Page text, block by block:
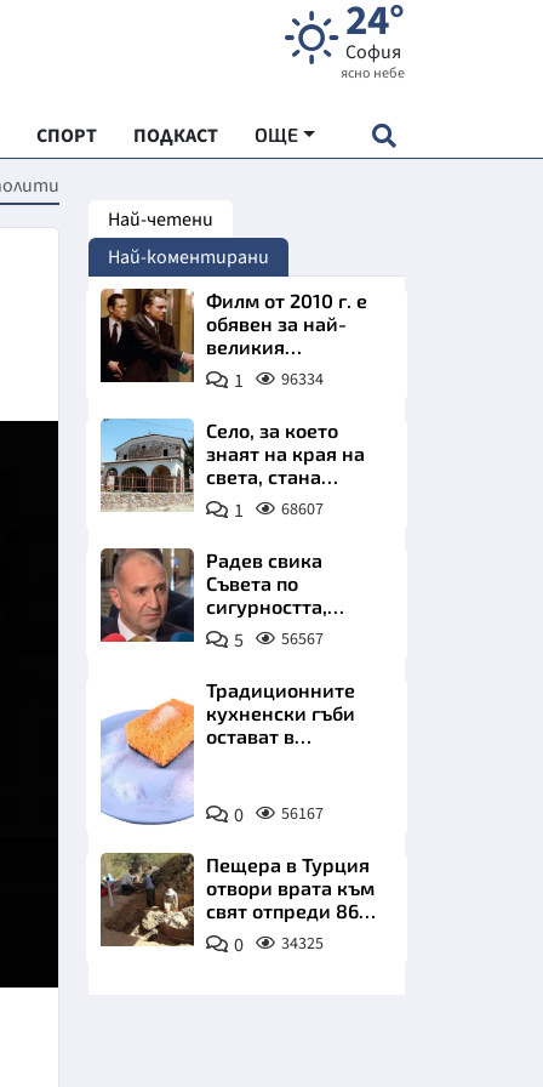
24°
София
ясно небе
СПОРТ ПОДКАСТ ОЩЕ
"ЧУДЕСАТА НА БЪЛГАРИЯ"
ХРАНА
Най-четени
Най-коментирани
Филм от 2010 г. е
обявен за най-
великия
психологически
трилър в
1 96334
Село, за което
знаят на края на
света, стана
имотно бижу на
София. Къщи с
1 68607
Радев свика
Съвета по
сигурността,
следва ключово
изявление
5 56567
Снимка:
Пиксабей
Традиционните
кухненски гъби
остават в
0 56167
Пещера в Турция
отвори врата към
свят отпреди 86
000 години
0 34325